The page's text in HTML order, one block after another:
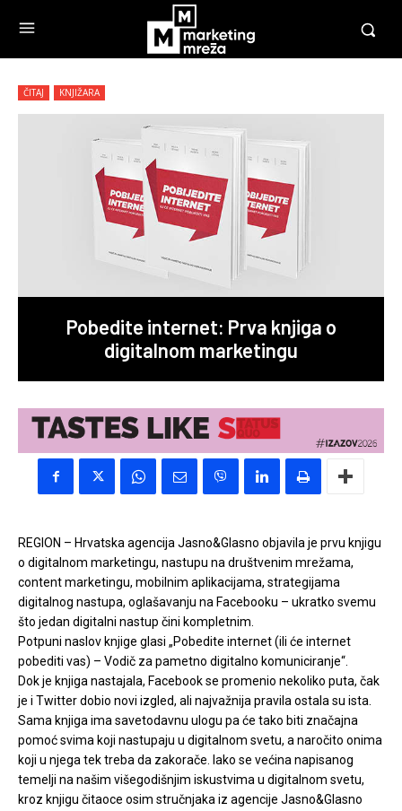
ČITAJ KNJIŽARA
Pobedite internet: Prva knjiga o
digitalnom marketingu
REGION – Hrvatska agencija Jasno&Glasno objavila je prvu knjigu
o digitalnom marketingu, nastupu na društvenim mrežama,
content marketingu, mobilnim aplikacijama, strategijama
digitalnog nastupa, oglašavanju na Facebooku – ukratko svemu
što jedan digitalni nastup čini kompletnim.
Potpuni naslov knjige glasi „Pobedite internet (ili će internet
pobediti vas) – Vodič za pametno digitalno komuniciranje“.
Dok je knjiga nastajala, Facebook se promenio nekoliko puta, čak
je i Twitter dobio novi izgled, ali najvažnija pravila ostala su ista.
Sama knjiga ima savetodavnu ulogu pa će tako biti značajna
pomoć svima koji nastupaju u digitalnom svetu, a naročito onima
koji u njega tek treba da zakorače. Iako se većina napisanog
temelji na našim višegodišnjim iskustvima u digitalnom svetu,
kroz knjigu čitaoce osim stručnjaka iz agencije Jasno&Glasno